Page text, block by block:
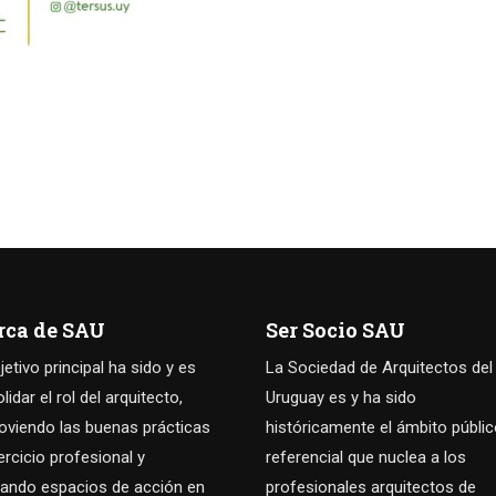
de SAU
principal ha sido y es
el rol del arquitecto,
las buenas prácticas
profesional y
espacios de acción en
Ser Socio SAU
La Sociedad de Arquitectos del
Uruguay es y ha sido
históricamente el ámbito
referencial que nuclea a los
profesionales arquitectos de